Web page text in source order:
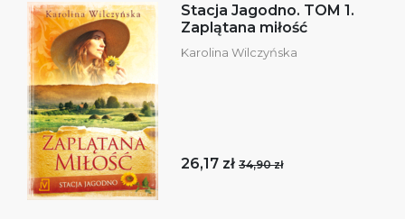
Stacja Jagodno. TOM 1.
Zaplątana miłość
Karolina Wilczyńska
26,17 zł 34,90 zł